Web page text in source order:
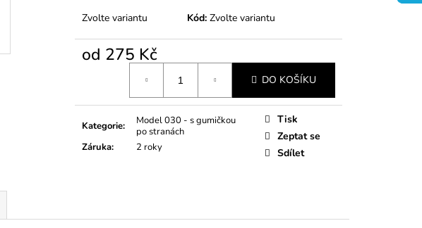
Zvolte variantu Kód: Zvolte variantu
od 275 Kč
DO KOŠÍKU
Kategorie:
Model 030 - s gumičkou
po stranách
Záruka: 2 roky
Tisk
Zeptat se
Sdílet